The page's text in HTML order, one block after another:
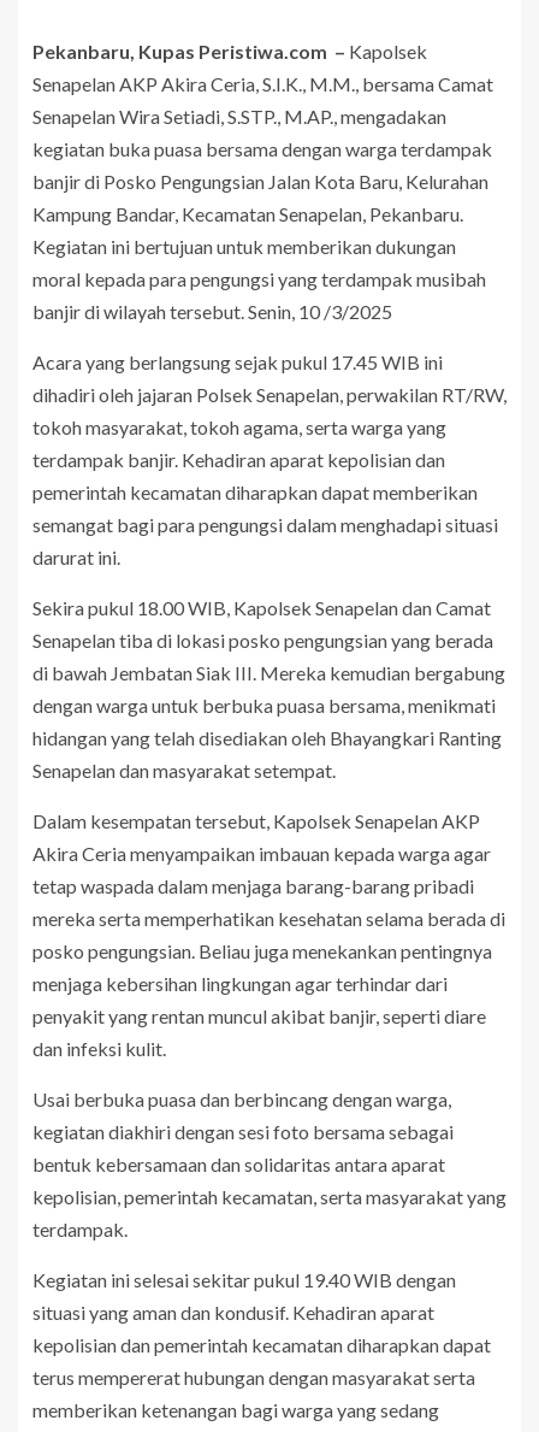
Pekanbaru, Kupas Peristiwa.com – Kapolsek
Senapelan AKP Akira Ceria, S.I.K., M.M., bersama Camat
Senapelan Wira Setiadi, S.STP., M.AP., mengadakan
kegiatan buka puasa bersama dengan warga terdampak
banjir di Posko Pengungsian Jalan Kota Baru, Kelurahan
Kampung Bandar, Kecamatan Senapelan, Pekanbaru.
Kegiatan ini bertujuan untuk memberikan dukungan
moral kepada para pengungsi yang terdampak musibah
banjir di wilayah tersebut. Senin, 10 /3/2025
Acara yang berlangsung sejak pukul 17.45 WIB ini
dihadiri oleh jajaran Polsek Senapelan, perwakilan RT/RW,
tokoh masyarakat, tokoh agama, serta warga yang
terdampak banjir. Kehadiran aparat kepolisian dan
pemerintah kecamatan diharapkan dapat memberikan
semangat bagi para pengungsi dalam menghadapi situasi
darurat ini.
Sekira pukul 18.00 WIB, Kapolsek Senapelan dan Camat
Senapelan tiba di lokasi posko pengungsian yang berada
di bawah Jembatan Siak III. Mereka kemudian bergabung
dengan warga untuk berbuka puasa bersama, menikmati
hidangan yang telah disediakan oleh Bhayangkari Ranting
Senapelan dan masyarakat setempat.
Dalam kesempatan tersebut, Kapolsek Senapelan AKP
Akira Ceria menyampaikan imbauan kepada warga agar
tetap waspada dalam menjaga barang-barang pribadi
mereka serta memperhatikan kesehatan selama berada di
posko pengungsian. Beliau juga menekankan pentingnya
menjaga kebersihan lingkungan agar terhindar dari
penyakit yang rentan muncul akibat banjir, seperti diare
dan infeksi kulit.
Usai berbuka puasa dan berbincang dengan warga,
kegiatan diakhiri dengan sesi foto bersama sebagai
bentuk kebersamaan dan solidaritas antara aparat
kepolisian, pemerintah kecamatan, serta masyarakat yang
terdampak.
Kegiatan ini selesai sekitar pukul 19.40 WIB dengan
situasi yang aman dan kondusif. Kehadiran aparat
kepolisian dan pemerintah kecamatan diharapkan dapat
terus mempererat hubungan dengan masyarakat serta
memberikan ketenangan bagi warga yang sedang